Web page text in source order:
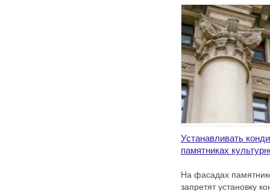
Устанавливать
памятниках
На фасадах
запретят установку